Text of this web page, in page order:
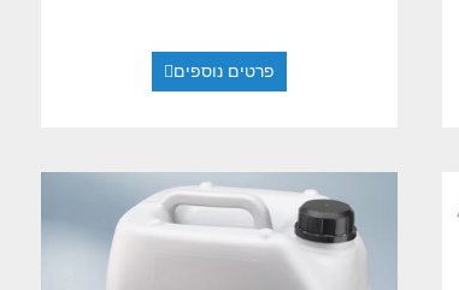
פרטים נוספים